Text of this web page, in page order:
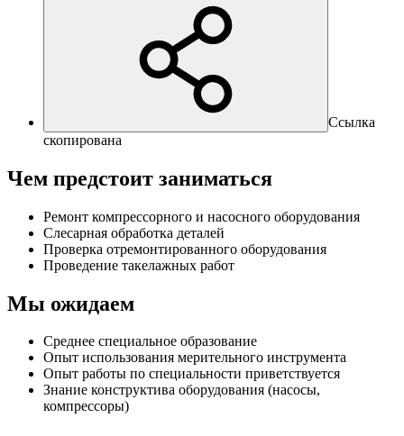
Ссылка
скопирована
Чем предстоит заниматься
Ремонт компрессорного и насосного оборудования
Слесарная обработка деталей
Проверка отремонтированного оборудования
Проведение такелажных работ
Мы ожидаем
Среднее специальное образование
Опыт использования мерительного инструмента
Опыт работы по специальности приветствуется
Знание конструктива оборудования (насосы,
компрессоры)